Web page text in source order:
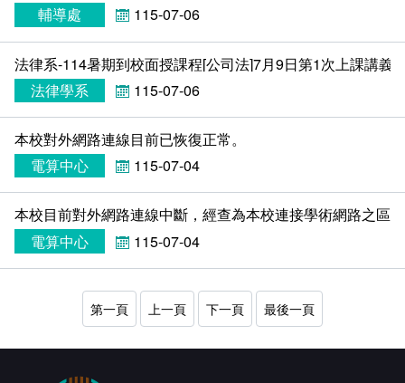
人事室
諮詢信箱進度查詢
輔導處
115-07-06
法律系-114暑期到校面授課程[公司法]7月9日第1次上課講義
法律學系
115-07-06
本校對外網路連線目前已恢復正常。
電算中心
115-07-04
本校目前對外網路連線中斷，經查為本校連接學術網路之區
電算中心
115-07-04
第一頁 上一頁 下一頁 最後一頁